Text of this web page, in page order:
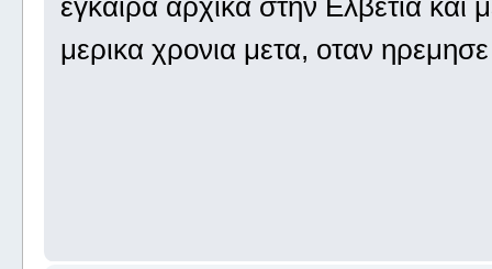
εγκαιρα αρχικα στην Ελβετια
μερικα χρονια μετα, οταν